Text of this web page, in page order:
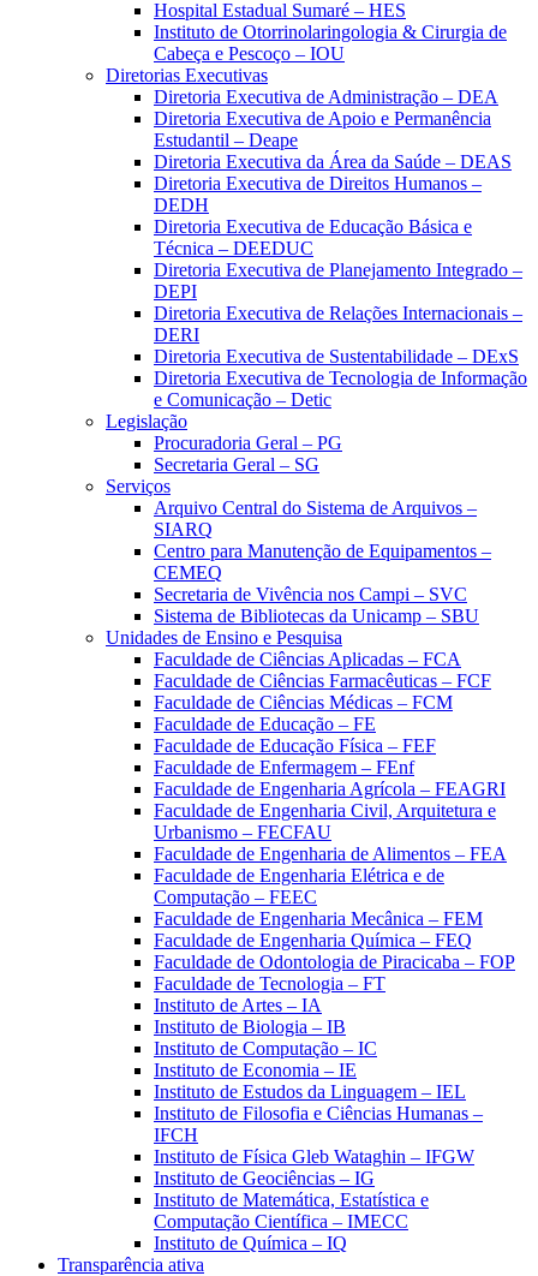
Hospital Estadual Sumaré – HES
Instituto de Otorrinolaringologia & Cirurgia de
Cabeça e Pescoço – IOU
Diretorias Executivas
Diretoria Executiva de Administração – DEA
Diretoria Executiva de Apoio e Permanência
Estudantil – Deape
Diretoria Executiva da Área da Saúde – DEAS
Diretoria Executiva de Direitos Humanos –
DEDH
Diretoria Executiva de Educação Básica e
Técnica – DEEDUC
Diretoria Executiva de Planejamento Integrado –
DEPI
Diretoria Executiva de Relações Internacionais –
DERI
Diretoria Executiva de Sustentabilidade – DExS
Diretoria Executiva de Tecnologia de Informação
e Comunicação – Detic
Legislação
Procuradoria Geral – PG
Secretaria Geral – SG
Serviços
Arquivo Central do Sistema de Arquivos –
SIARQ
Centro para Manutenção de Equipamentos –
CEMEQ
Secretaria de Vivência nos Campi – SVC
Sistema de Bibliotecas da Unicamp – SBU
Unidades de Ensino e Pesquisa
Faculdade de Ciências Aplicadas – FCA
Faculdade de Ciências Farmacêuticas – FCF
Faculdade de Ciências Médicas – FCM
Faculdade de Educação – FE
Faculdade de Educação Física – FEF
Faculdade de Enfermagem – FEnf
Faculdade de Engenharia Agrícola – FEAGRI
Faculdade de Engenharia Civil, Arquitetura e
Urbanismo – FECFAU
Faculdade de Engenharia de Alimentos – FEA
Faculdade de Engenharia Elétrica e de
Computação – FEEC
Faculdade de Engenharia Mecânica – FEM
Faculdade de Engenharia Química – FEQ
Faculdade de Odontologia de Piracicaba – FOP
Faculdade de Tecnologia – FT
Instituto de Artes – IA
Instituto de Biologia – IB
Instituto de Computação – IC
Instituto de Economia – IE
Instituto de Estudos da Linguagem – IEL
Instituto de Filosofia e Ciências Humanas –
IFCH
Instituto de Física Gleb Wataghin – IFGW
Instituto de Geociências – IG
Instituto de Matemática, Estatística e
Computação Científica – IMECC
Instituto de Química – IQ
Transparência ativa